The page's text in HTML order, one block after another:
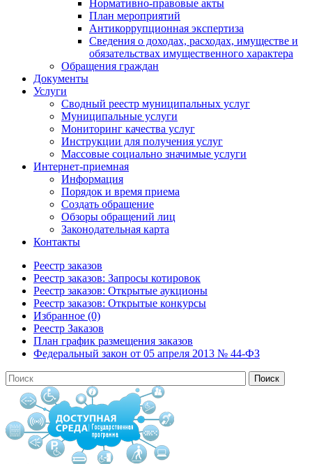
Нормативно-правовые акты
План мероприятий
Антикоррупционная экспертиза
Сведения о доходах, расходах, имуществе и
обязательствах имущественного характера
Обращения граждан
Документы
Услуги
Сводный реестр муниципальных услуг
Муниципальные услуги
Мониторинг качества услуг
Инструкции для получения услуг
Массовые социально значимые услуги
Интернет-приемная
Информация
Порядок и время приема
Создать обращение
Обзоры обращений лиц
Законодательная карта
Контакты
Реестр заказов
Реестр заказов: Запросы котировок
Реестр заказов: Открытые аукционы
Реестр заказов: Открытые конкурсы
Избранное (0)
Реестр Заказов
План график размещения заказов
Федеральный закон от 05 апреля 2013 № 44-ФЗ